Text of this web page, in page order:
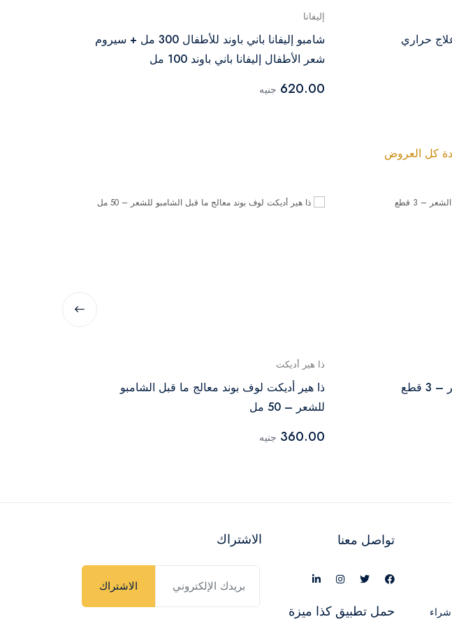
حراري
إليفانا
شامبو إليفانا باني باوند للأطفال 300 مل + سيروم
شعر الأطفال إليفانا باني باوند 100 مل
620.00 جنيه
كل العروض
ذا هير أديكت
ذا هير أديكت لوف بوند معالج ما قبل الشامبو
للشعر – 50 مل
360.00 جنيه
تواصل معنا
حمل تطبيق كذا ميزة
الاشتراك
الاشتراك